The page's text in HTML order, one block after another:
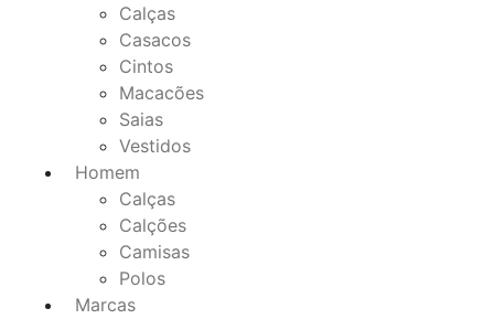
Calças
Casacos
Cintos
Macacões
Saias
Vestidos
Homem
Calças
Calções
Camisas
Polos
Marcas